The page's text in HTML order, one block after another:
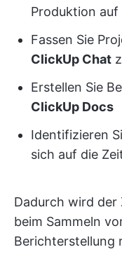
Produktion
Fassen Sie
ClickUp Chat
Erstellen Sie
ClickUp Docs
Identifizieren
sich auf die
Dadurch wird
beim Sammeln
Berichterstellung